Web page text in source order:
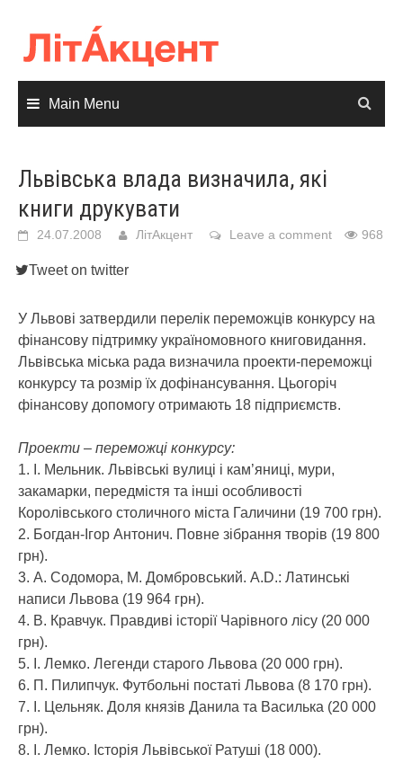
content
Main Menu
Львівська влада визначила, які
книги друкувати
24.07.2008 ЛітАкцент Leave a comment 968
Tweet on twitter
У Львові затвердили перелік переможців конкурсу на
фінансову підтримку україномовного книговидання.
Львівська міська рада визначила проекти-переможці
конкурсу та розмір їх дофінансування. Цьогоріч
фінансову допомогу отримають 18 підприємств.
Проекти – переможці конкурсу:
1. І. Мельник. Львівські вулиці і кам’яниці, мури,
закамарки, передмістя та інші особливості
Королівського столичного міста Галичини (19 700 грн).
2. Богдан-Ігор Антонич. Повне зібрання творів (19 800
грн).
3. А. Содомора, М. Домбровський. A.D.: Латинські
написи Львова (19 964 грн).
4. В. Кравчук. Правдиві історії Чарівного лісу (20 000
грн).
5. І. Лемко. Легенди старого Львова (20 000 грн).
6. П. Пилипчук. Футбольні постаті Львова (8 170 грн).
7. І. Цельняк. Доля князів Данила та Василька (20 000
грн).
8. І. Лемко. Історія Львівської Ратуші (18 000).